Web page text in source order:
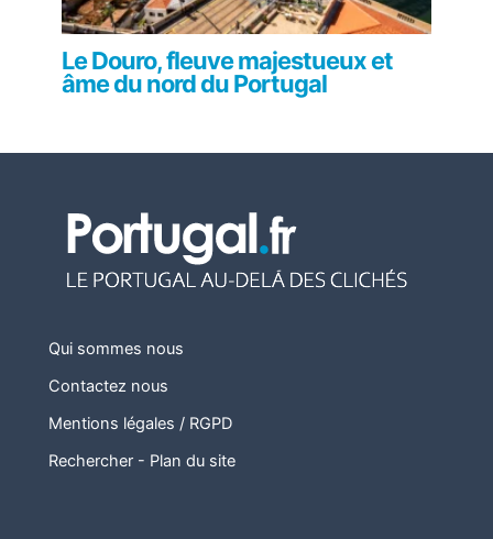
Le Douro, fleuve majestueux et
âme du nord du Portugal
Qui sommes nous
Contactez nous
Mentions légales / RGPD
Rechercher- Plan du site